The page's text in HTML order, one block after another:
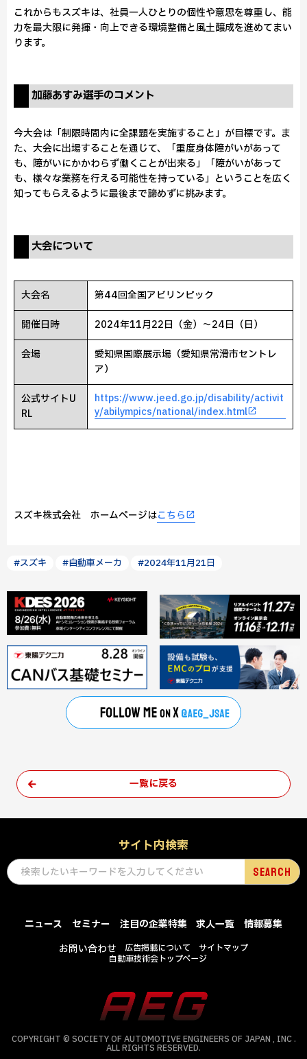
これからもスズキは、社員一人ひとりの個性や意思を尊重し、能
力を最大限に発揮・向上できる環境整備と風土醸成を進めてまい
ります。
加藤あすみ選手のコメント
今大会は「制限時間内に全課題を実施すること」が目標です。ま
た、大会に出場することを通じて、「重度身体障がいがあって
も、障がいにかかわらず働くことが出来る」「障がいがあって
も、様々な業務を行える可能性を持っている」ということを広く
知ってもらえるように最後まで諦めずに挑みます。
大会について
大会名 第44回全国アビリンピック
開催日時 2024年11月22日（金）～24日（日）
会場
愛知県国際展示場（愛知県常滑市セントレ
ア）
公式サイトU
RL
https://www.jeed.go.jp/disability/activit
y/abilympics/national/index.html
スズキ株式会社 ホームページはこちら
#スズキ #自動車メーカ #2024年11月21日
一覧に戻る
サイト内検索
ニュース セミナー 注目の企業特集 求人一覧
情報募集
お問い合わせ
広告掲載について
サイトマップ
自動車技術会トップページ
COPYRIGHT © SOCIETY OF AUTOMOTIVE ENGINEERS OF JAPAN , INC .
ALL RIGHTS RESERVED.